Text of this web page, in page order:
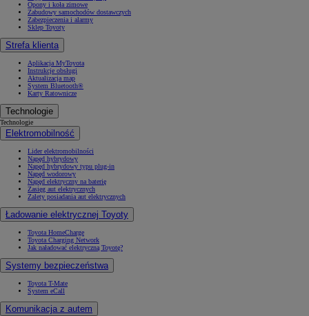
Opony i koła zimowe
Zabudowy samochodów dostawczych
Zabezpieczenia i alarmy
Sklep Toyoty
Strefa klienta
Aplikacja MyToyota
Instrukcje obsługi
Aktualizacja map
System Bluetooth®
Karty Ratownicze
Technologie
Technologie
Elektromobilność
Lider elektromobilności
Napęd hybrydowy
Napęd hybrydowy typu plug-in
Napęd wodorowy
Napęd elektryczny na baterię
Zasięg aut elektrycznych
Zalety posiadania aut elektrycznych
Ładowanie elektrycznej Toyoty
Toyota HomeCharge
Toyota Charging Network
Jak naładować elektryczną Toyotę?
Systemy bezpieczeństwa
Toyota T-Mate
System eCall
Komunikacja z autem